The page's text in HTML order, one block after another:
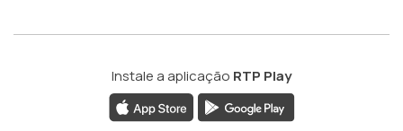
Instale a aplicação RTP Play